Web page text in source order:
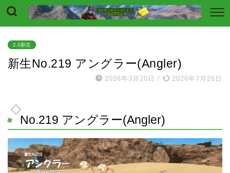
2.0新生
新生No.219 アングラー(Angler)
2026年3月20日 / 2026年7月26日
No.219 アングラー(Angler)